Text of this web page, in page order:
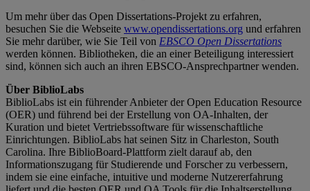
Um mehr über das Open Dissertations-Projekt zu erfahren,
besuchen Sie die Webseite www.opendissertations.org und erfahren
Sie mehr darüber, wie Sie Teil von EBSCO Open Dissertations
werden können. Bibliotheken, die an einer Beteiligung interessiert
sind, können sich auch an ihren EBSCO-Ansprechpartner wenden.
Über BiblioLabs
BiblioLabs ist ein führender Anbieter der Open Education Resource
(OER) und führend bei der Erstellung von OA-Inhalten, der
Kuration und bietet Vertriebssoftware für wissenschaftliche
Einrichtungen. BiblioLabs hat seinen Sitz in Charleston, South
Carolina. Ihre BiblioBoard-Plattform zielt darauf ab, den
Informationszugang für Studierende und Forscher zu verbessern,
indem sie eine einfache, intuitive und moderne Nutzererfahrung